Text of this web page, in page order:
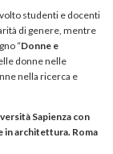
studenti e docenti
di genere, mentre
“Donne e
donne nelle
nella ricerca e
Sapienza con
in architettura. Roma